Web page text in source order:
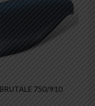
750/910